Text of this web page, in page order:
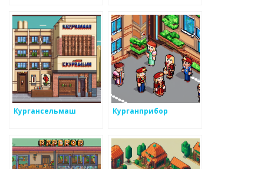
Кургансельмаш Курганприбор